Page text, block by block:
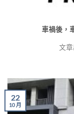
車禍後，
文
22
10 月